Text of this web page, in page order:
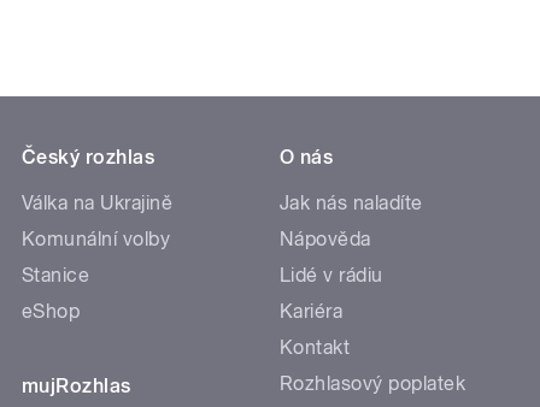
Český rozhlas
Válka na Ukrajině
Komunální volby
Stanice
eShop
mujRozhlas
O nás
Jak nás naladíte
Nápověda
Lidé v rádiu
Kariéra
Kontakt
Rozhlasový poplatek